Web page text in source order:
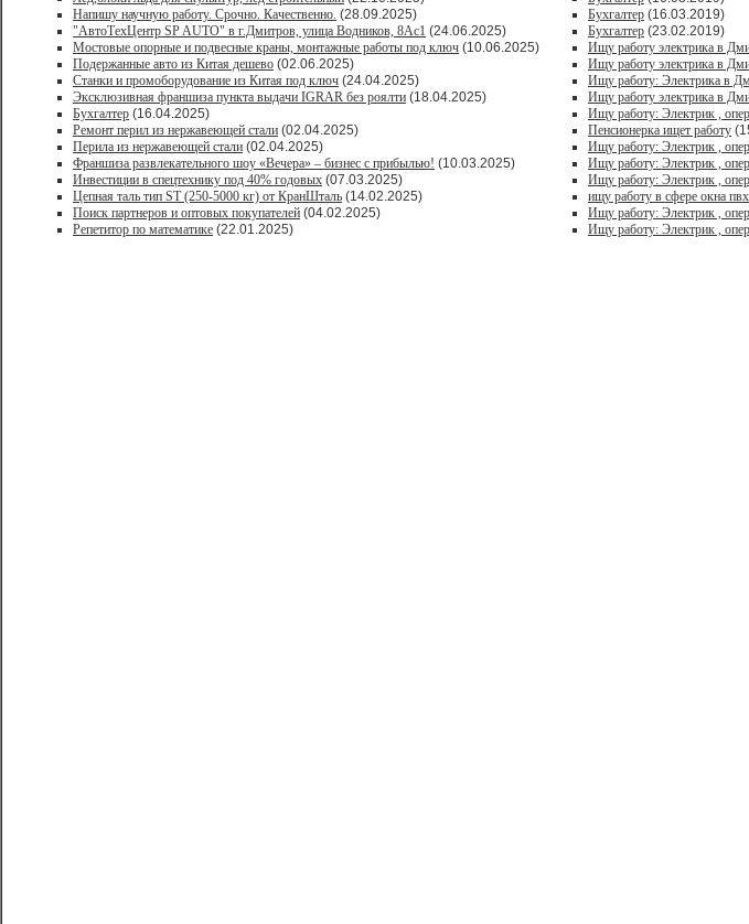
Напишу научную работу. Срочно. Качественно. (28.09.2025)
"АвтоТехЦентр SP AUTO" в г.Дмитров, улица Водников, 8Ас1 (24.06.2025)
Мостовые опорные и подвесные краны, монтажные работы под ключ (10.06.2025)
Подержанные авто из Китая дешево (02.06.2025)
Станки и промоборудование из Китая под ключ (24.04.2025)
Эксклюзивная франшиза пункта выдачи IGRAR без роялти (18.04.2025)
Бухгалтер (16.04.2025)
Ремонт перил из нержавеющей стали (02.04.2025)
Перила из нержавеющей стали (02.04.2025)
Франшиза развлекательного шоу «Вечера» – бизнес с прибылью! (10.03.2025)
Инвестиции в спецтехнику под 40% годовых (07.03.2025)
Цепная таль тип ST (250-5000 кг) от КранШталь (14.02.2025)
Поиск партнеров и оптовых покупателей (04.02.2025)
Репетитор по математике (22.01.2025)
Бухгалтер (16.03.2019)
Бухгалтер (23.02.2019)
Ищу работу электрика в
Ищу работу электрика в
Ищу работу: Электрика в
Ищу работу электрика в
Ищу работу: Электрик ,
Пенсионерка ищет работу
Ищу работу: Электрик ,
Ищу работу: Электрик ,
Ищу работу: Электрик ,
ищу работу в сфере окна пвх
Ищу работу: Электрик ,
Ищу работу: Электрик ,